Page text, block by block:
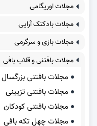
مجلات اوریگامی
مجلات بادکنک آرایی
مجلات بازی و سرگرمی
مجلات بافتنی و قلاب بافی
مجلات بافتنی بزرگسال
مجلات بافتنی تزیینی
مجلات بافتنی کودکان
مجلات چهل تکه بافی